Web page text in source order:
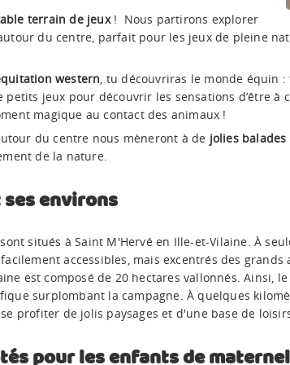
terrain de jeux ! Nous partirons explorer
du centre, parfait pour les jeux de pleine
western, tu découvriras le monde équin
petits jeux pour découvrir les sensations d’être à
magique au contact des animaux !
du centre nous mèneront à de jolies balades
de la nature.
environs
situés à Saint M'Hervé en Ille-et-Vilaine. À
accessibles, mais excentrés des grands
est composé de 20 hectares vallonnés. Ainsi,
surplombant la campagne. À quelques
profiter de jolis paysages et d'une base de
pour les enfants de